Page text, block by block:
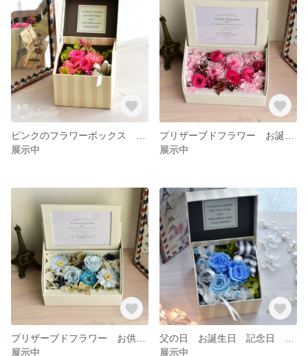
展示中
展示中
展示中
展示中